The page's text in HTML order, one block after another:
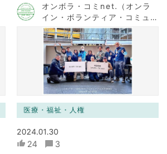
オンボラ・コミnet.（オンラ
イン・ボランティア・コミュ
ニケーション・ネットワー
ク）
医療・福祉・人権
2024.01.30
24 3